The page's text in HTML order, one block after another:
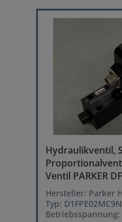
Hydraulikventil,
Ventil PARKER
Hersteller: Parker
Typ:
Betriebsspannung: